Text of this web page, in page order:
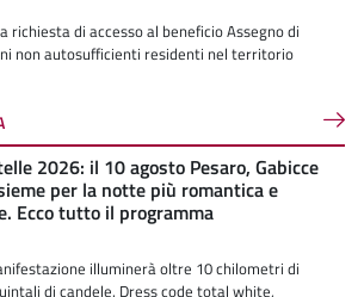
richiesta di accesso al beneficio Assegno di
non autosufficienti residenti nel territorio
2026: il 10 agosto Pesaro, Gabicce
per la notte più romantica e
Ecco tutto il programma
illuminerà oltre 10 chilometri di
di candele. Dress code total white,